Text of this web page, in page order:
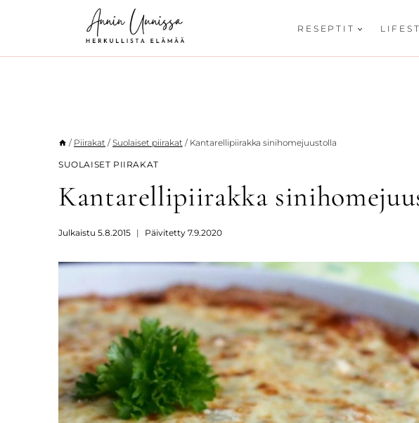
RESEPTIT
/ Piirakat / Suolaiset piirakat / Kantarellipiirakka sinihomejuustolla
SUOLAISET PIIRAKAT
Kantarellipiirakka
Julkaistu 5.8.2015 Päivitetty 7.9.2020